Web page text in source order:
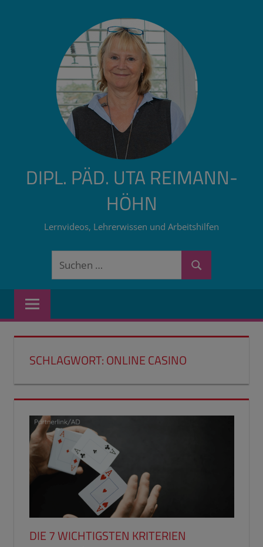
DIPL. PÄD. UTA REIMANN-
HÖHN
Lernvideos, Lehrerwissen und Arbeitshilfen
Suchen
Suchen
SCHLAGWORT:ONLINE CASINO
DIE 7 WICHTIGSTEN KRITERIEN